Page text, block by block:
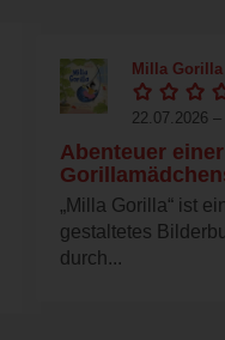
Milla Gorilla
22.07.2026
Abenteuer
„Milla Gorilla“ ist
gestaltetes
durch...